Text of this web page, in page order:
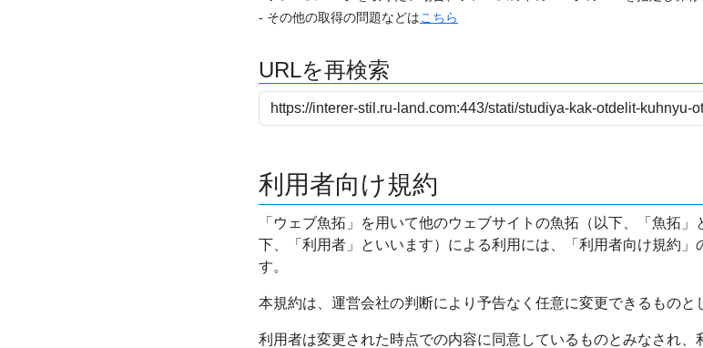
- その他の取得の問題などはこちら
URLを再検索
利用者向け規約
「ウェブ魚拓」を用いて他のウェブサイトの魚拓（以下、「魚拓
下、「利用者」といいます）による利用には、「利用者向け規約」
す。
本規約は、運営会社の判断により予告なく任意に変更できるものと
利用者は変更された時点での内容に同意しているものとみなされ、